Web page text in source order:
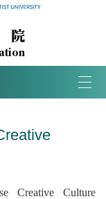
Creative Culture